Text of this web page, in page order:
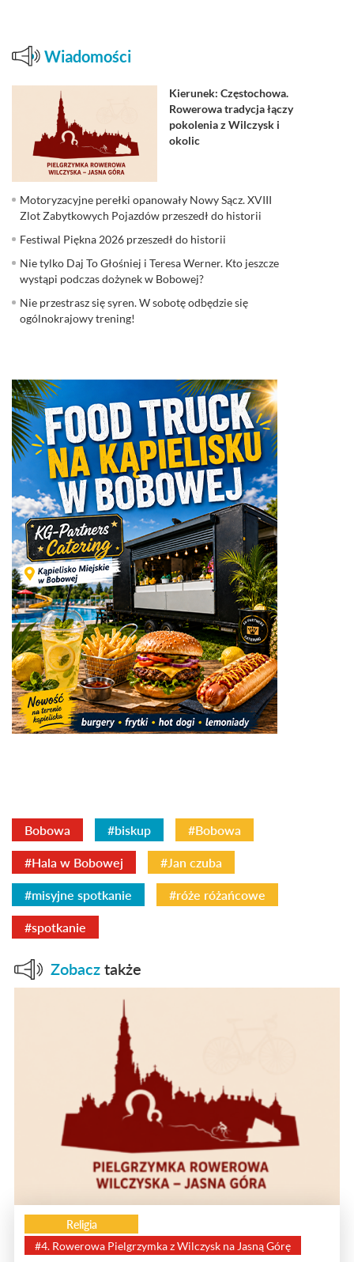
Wiadomości
Kierunek: Częstochowa.
Rowerowa tradycja łączy
pokolenia z Wilczysk i
okolic
Motoryzacyjne perełki opanowały Nowy Sącz. XVIII
Zlot Zabytkowych Pojazdów przeszedł do historii
Festiwal Piękna 2026 przeszedł do historii
Nie tylko Daj To Głośniej i Teresa Werner. Kto jeszcze
wystąpi podczas dożynek w Bobowej?
Nie przestrasz się syren. W sobotę odbędzie się
ogólnokrajowy trening!
Bobowa #biskup #Bobowa
#Hala w Bobowej #Jan czuba
#misyjne spotkanie #róże różańcowe
#spotkanie
Zobacz także
Religia
#4. Rowerowa Pielgrzymka z Wilczysk na Jasną Górę